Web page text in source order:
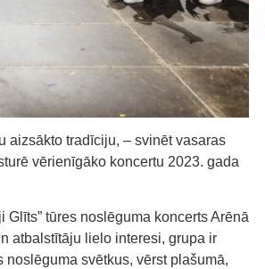
aizsākto tradīciju, – svinēt vasaras
vērienīgāko koncertu 2023. gada
tūres noslēguma koncerts Arēnā
atbalstītāju lielo interesi, grupa ir
svētkus, vērst plašumā,